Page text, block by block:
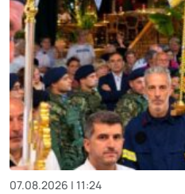
07.08.2026 | 11:24